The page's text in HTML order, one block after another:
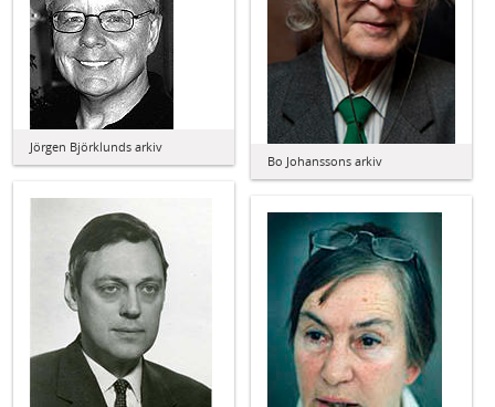
Bo Johanssons arkiv
Jörgen Björklunds arkiv